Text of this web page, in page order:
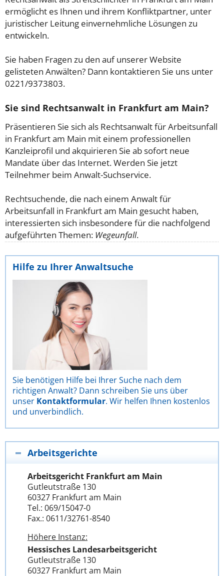
ermöglicht es Ihnen und ihrem Konfliktpartner, unter
juristischer Leitung einvernehmliche Lösungen zu
entwickeln.
Sie haben Fragen zu den auf unserer Website
gelisteten Anwälten? Dann kontaktieren Sie uns unter
0221/9373803.
Sie sind Rechtsanwalt in Frankfurt am Main?
Präsentieren Sie sich als Rechtsanwalt für Arbeitsunfall
in Frankfurt am Main mit einem professionellen
Kanzleiprofil und akquirieren Sie ab sofort neue
Mandate über das Internet. Werden Sie jetzt
Teilnehmer beim Anwalt-Suchservice.
Rechtsuchende, die nach einem Anwalt für
Arbeitsunfall in Frankfurt am Main gesucht haben,
interessierten sich insbesondere für die nachfolgend
aufgeführten Themen: Wegeunfall.
Hilfe zu Ihrer Anwaltsuche
Sie benötigen Hilfe bei Ihrer Suche nach dem
richtigen Anwalt? Dann schreiben Sie uns über
unser Kontaktformular. Wir helfen Ihnen kostenlos
und unverbindlich.
Arbeitsgerichte
Arbeitsgericht Frankfurt am Main
Gutleutstraße 130
60327 Frankfurt am Main
Tel.: 069/15047-0
Fax.: 0611/32761-8540
Höhere Instanz:
Hessisches Landesarbeitsgericht
Gutleutstraße 130
60327 Frankfurt am Main